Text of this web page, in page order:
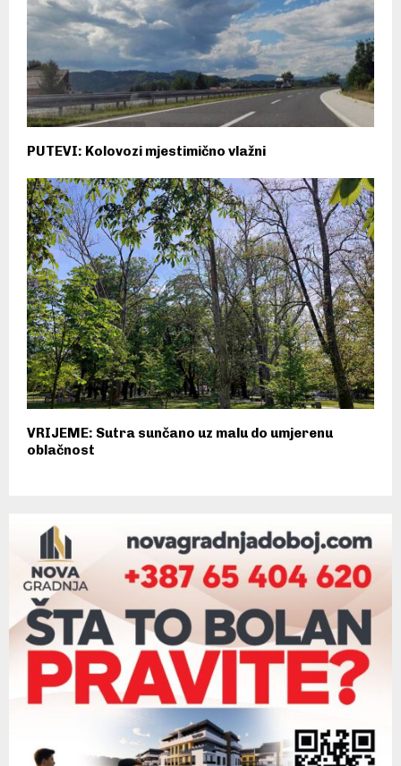
PUTEVI: Kolovozi mjestimično vlažni
VRIJEME: Sutra sunčano uz malu do umjerenu
oblačnost